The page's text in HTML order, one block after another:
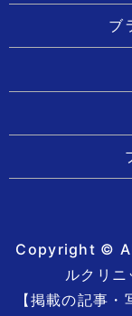
ブ
Copyright ©
ルクリ
【掲載の記事